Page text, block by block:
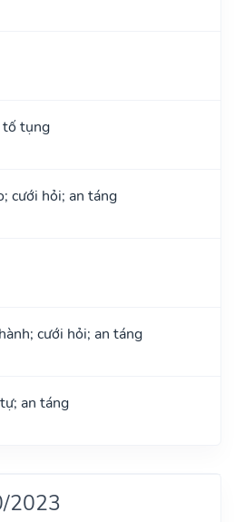
tố tụng
cưới hỏi; an táng
cưới hỏi; an táng
an táng
2023